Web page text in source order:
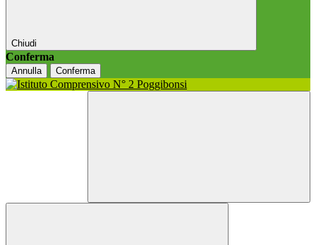
Chiudi
Conferma
Annulla Conferma